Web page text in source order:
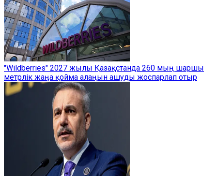
"Wildberries" 2027 жылы Қазақстанда 260 мың шаршы
метрлік жаңа қойма алаңын ашуды жоспарлап отыр